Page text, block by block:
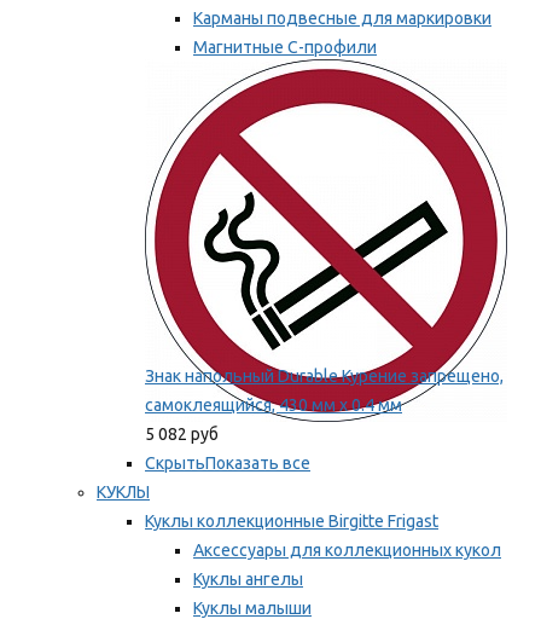
Карманы подвесные для маркировки
Магнитные С-профили
Напольная маркировка
Мы рекомендуем
Знак напольный Durable Курение запрещено,
самоклеящийся, 430 мм х 0.4 мм
5 082 руб
СкрытьПоказать все
КУКЛЫ
Куклы коллекционные Birgitte Frigast
Аксессуары для коллекционных кукол
Куклы ангелы
Куклы малыши